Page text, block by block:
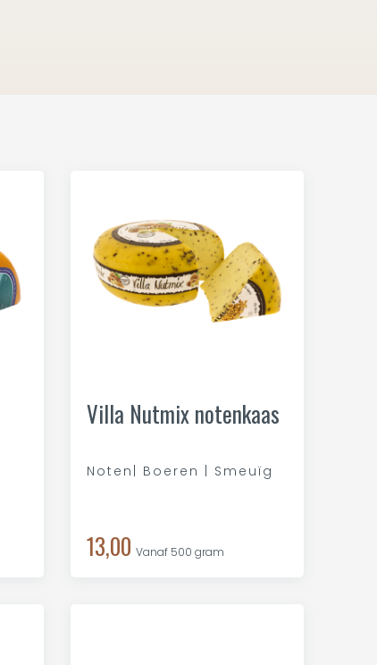
Villa Nutmix notenkaas
Noten| Boeren | Smeuïg
13,00 Vanaf 500 gram